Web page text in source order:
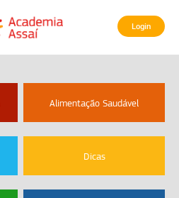
Login
Alimentação Saudável
Dicas